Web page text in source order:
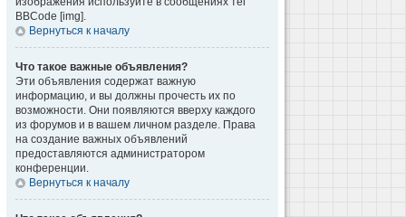
BBCode [img].
Вернуться к началу
Что такое важные объявления?
Эти объявления содержат важную
информацию, и вы должны прочесть их по
возможности. Они появляются вверху каждого
из форумов и в вашем личном разделе. Права
на создание важных объявлений
предоставляются администратором
конференции.
Вернуться к началу